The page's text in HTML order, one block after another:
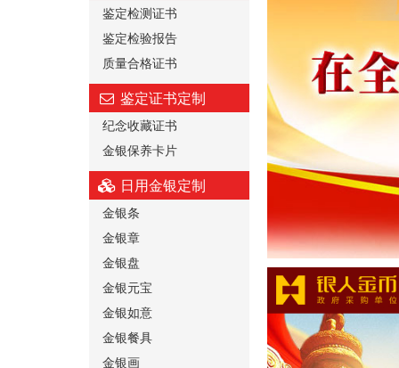
鉴定检测证书
鉴定检验报告
质量合格证书
鉴定证书定制
纪念收藏证书
金银保养卡片
日用金银定制
金银条
金银章
金银盘
金银元宝
金银如意
金银餐具
金银画